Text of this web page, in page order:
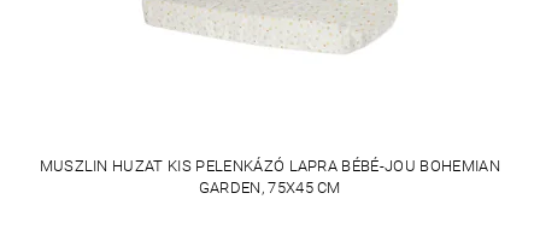
MUSZLIN HUZAT KIS PELENKÁZÓ LAPRA BÉBÉ-JOU BOHEMIAN
GARDEN, 75X45 CM